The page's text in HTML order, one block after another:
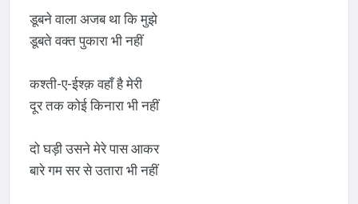
डूबने वाला अजब था कि मुझे
डूबते वक्त पुकारा भी नहीं
कश्ती-ए-ईश्क़ वहाँ है मेरी
दूर तक कोई किनारा भी नहीं
दो घड़ी उसने मेरे पास आकर
बारे गम सर से उतारा भी नहीं